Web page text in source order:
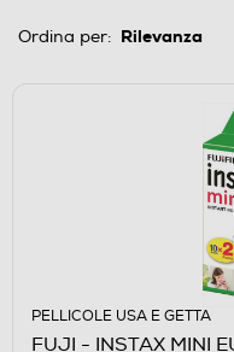
Ordina per:
PELLICOLE USA E GETTA
FUJI - INSTAX MINI